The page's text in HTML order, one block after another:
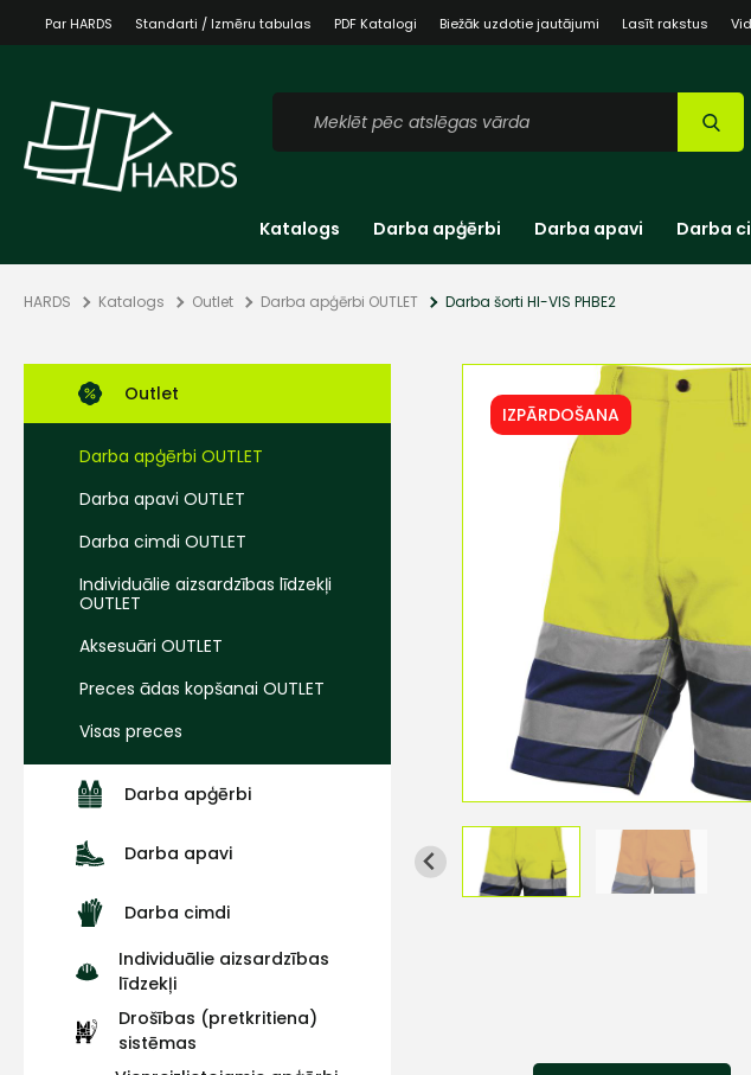
Par HARDS Standarti / Izmēru tabulas PDF Katalogi Biežāk uzdotie jautājumi Lasīt rakstus
Katalogs Darba apģērbi Darba apavi Darba
HARDS Katalogs Outlet Darba apģērbi OUTLET Darba šorti HI-VIS PHBE2
Outlet
Darba apģērbi OUTLET
Darba apavi OUTLET
Darba cimdi OUTLET
Individuālie aizsardzības līdzekļi
OUTLET
Aksesuāri OUTLET
Preces ādas kopšanai OUTLET
Visas preces
Darba apģērbi
Darba apavi
Darba cimdi
Individuālie aizsardzības
līdzekļi
Drošības (pretkritiena)
sistēmas
IZPĀRDOŠANA